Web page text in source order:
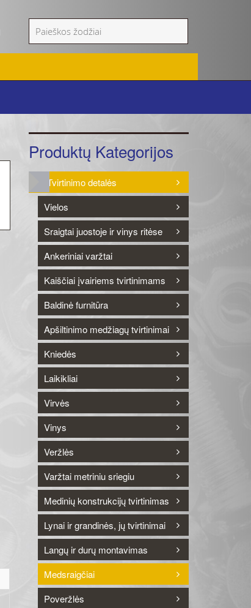
Produktų Kategorijos
Tvirtinimo detalės
Vielos
Sraigtai juostoje ir vinys ritėse
Ankeriniai varžtai
Kaiščiai įvairiems tvirtinimams
Baldinė furnitūra
Apšiltinimo medžiagų tvirtinimai
Kniedės
Laikikliai
Virvės
Vinys
Veržlės
Varžtai metriniu sriegiu
Medinių konstrukcijų tvirtinimas
Lynai ir grandinės, jų tvirtinimai
Langų ir durų montavimas
Medsraigčiai
Poveržlės